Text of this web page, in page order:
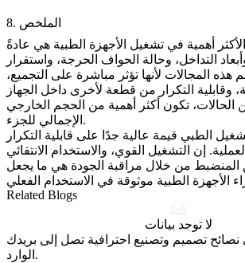
8. الملخص
أهمية في تشغيل الأجهزة الطبية هي عادةً
التداخل، وحالة الحواف الحرجة، واستقرار
هذه المجالات لأنها تؤثر مباشرة على التجميع،
وقابلية التكرار من قطعة لأخرى داخل الجهاز
الحالات، تكون أكثر أهمية من الحجم الخارجي
الإجمالي للجزء.
الطبي قيمة عالية جدًا على قابلية التكرار
إن التشغيل القوي، والاستخدام الانتقائي
المنضبط من خلال مراقبة الجودة هي ما يجعل
Related Blogs
لا توجد بيانات
تصميم وتصنيع احترافية تصل إلى بريدك
الوارد.